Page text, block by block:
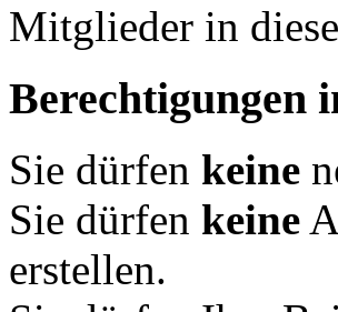
Mitglieder in
Berechtigungen
Sie dürfen keine
Sie dürfen keine
erstellen.